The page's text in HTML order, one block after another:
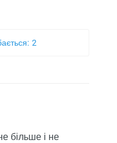
2
більше і не